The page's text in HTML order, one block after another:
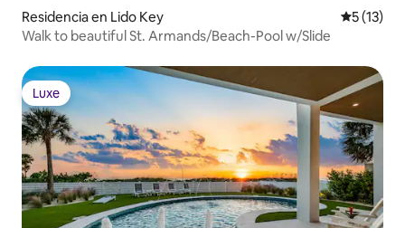
Residencia en Lido Key
5 (13)
Walk to beautiful St. Armands/Beach-Pool w/Slide
Luxe
Luxe